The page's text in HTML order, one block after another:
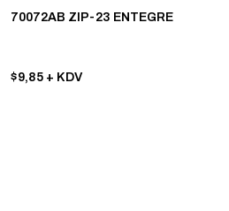
70072AB ZIP-23 ENTEGRE
$9,85 + KDV